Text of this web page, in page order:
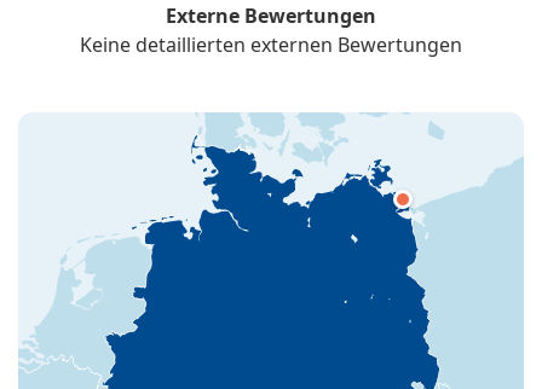
Externe Bewertungen
Keine detaillierten externen Bewertungen